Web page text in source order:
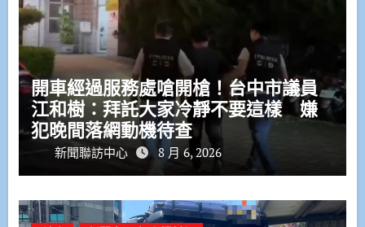
開車經過服務處嗆開槍！台中市議員
江和樹：拜託大家冷靜不要這樣 嫌
犯晚間落網動機待查
新聞聯訪中心 8 月 6, 2026